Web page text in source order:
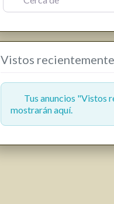
Vistos recientemente
Tus anuncios "Vistos
mostrarán aquí.